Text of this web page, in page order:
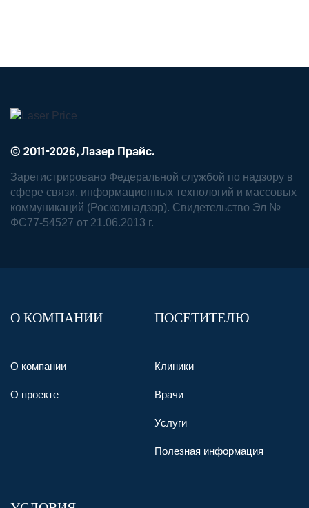
© 2011-2026, Лазер Прайс.
Зарегистрировано Федеральной службой по надзору в
сфере связи, информационных технологий и массовых
коммуникаций (Роскомнадзор). Свидетельство Эл №
ФС77-54527 от 21.06.2013 г.
О КОМПАНИИ
О компании
О проекте
ПОСЕТИТЕЛЮ
Клиники
Врачи
Услуги
Полезная информация